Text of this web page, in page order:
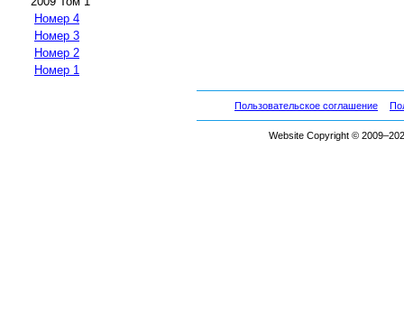
Номер 4
Номер 3
Номер 2
Номер 1
Пользовательское соглашение
Website Copyright ©